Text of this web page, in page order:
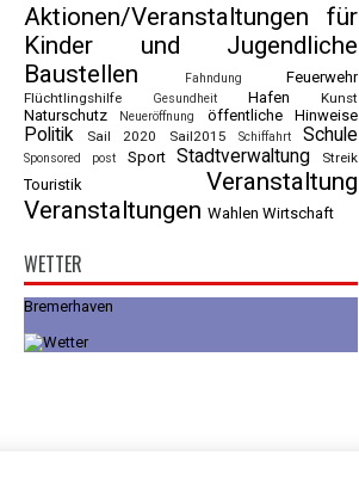
Aktionen/Veranstaltungen für
Kinder und Jugendliche
Baustellen
Fahndung Feuerwehr
Flüchtlingshilfe Gesundheit Hafen Kunst
Naturschutz Neueröffnung öffentliche Hinweise
Politik Sail 2020 Sail2015 Schiffahrt Schule
Sponsored post Sport Stadtverwaltung Streik
Touristik
Veranstaltung
Veranstaltungen Wahlen Wirtschaft
WETTER
Bremerhaven